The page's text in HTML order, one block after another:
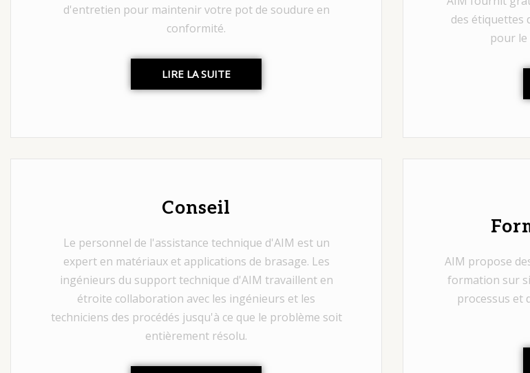
d'entretien pour maintenir votre pot de soudure en
conformité.
LIRE LA SUITE
des étiquettes
pour
Conseil
Le personnel de l'assistance technique d'AIM est un
expert en matériaux et applications de brasage. Les
ingénieurs du support technique d'AIM travaillent en
étroite collaboration avec les ingénieurs et les
techniciens des procédés jusqu'à ce que le problème soit
entièrement résolu.
AIM propose
formation sur
processus et